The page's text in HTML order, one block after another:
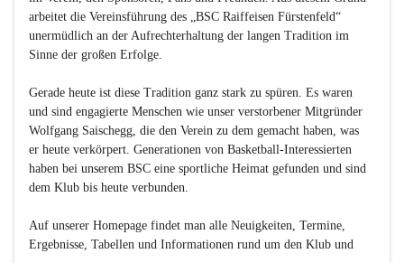
arbeitet die Vereinsführung des „BSC Raiffeisen Fürstenfeld“
unermüdlich an der Aufrechterhaltung der langen Tradition im
Sinne der großen Erfolge.
Gerade heute ist diese Tradition ganz stark zu spüren. Es waren
und sind engagierte Menschen wie unser verstorbener Mitgründer
Wolfgang Saischegg, die den Verein zu dem gemacht haben, was
er heute verkörpert. Generationen von Basketball-Interessierten
haben bei unserem BSC eine sportliche Heimat gefunden und sind
dem Klub bis heute verbunden.
Auf unserer Homepage findet man alle Neuigkeiten, Termine,
Ergebnisse, Tabellen und Informationen rund um den Klub und